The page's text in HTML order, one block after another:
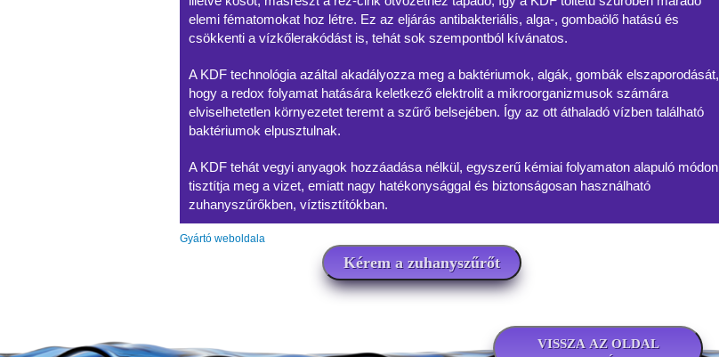
elemi fématomokat hoz létre. Ez az eljárás antibakteriális, alga-, gombaölő hatású és
csökkenti a vízkőlerakódást is, tehát sok szempontból kívánatos.
A KDF technológia azáltal akadályozza meg a baktériumok, algák, gombák elszaporodását,
hogy a redox folyamat hatására keletkező elektrolit a mikroorganizmusok számára
elviselhetetlen környezetet teremt a szűrő belsejében. Így az ott áthaladó vízben található
baktériumok elpusztulnak.
A KDF tehát vegyi anyagok hozzáadása nélkül, egyszerű kémiai folyamaton alapuló módon
tisztítja meg a vizet, emiatt nagy hatékonysággal és biztonságosan használható
zuhanyszűrőkben, víztisztítókban.
Gyártó weboldala
Kérem a zuhanyszűrőt
VISSZA AZ OLDAL